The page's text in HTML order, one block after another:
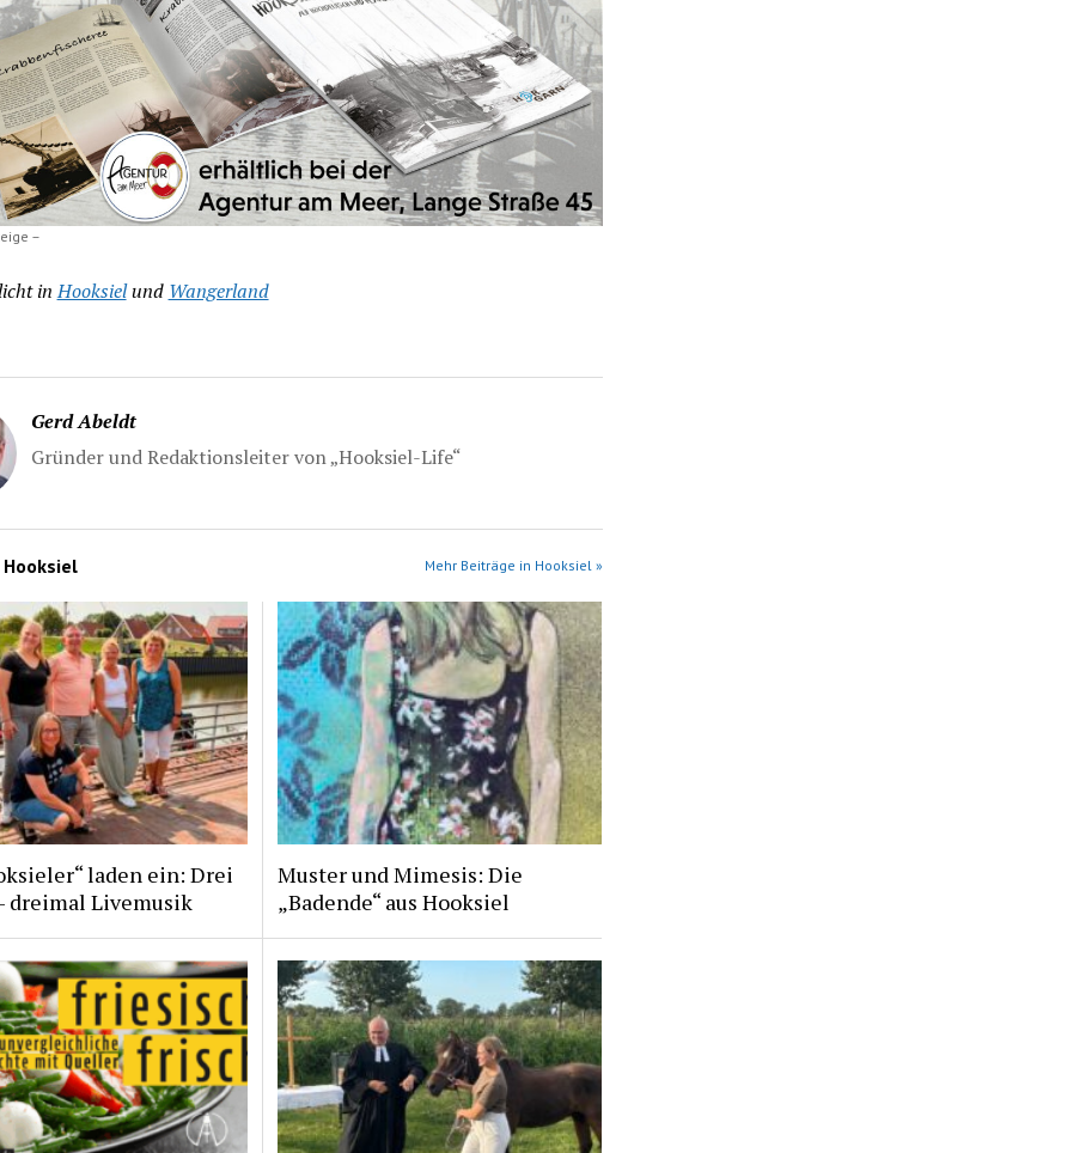
–
in Hooksielund Wangerland
Gerd Abeldt
Gründer und Redaktionsleiter von „Hooksiel-Life“
Hooksiel Mehr Beiträge in Hooksiel »
laden ein: Drei
dreimal Livemusik
Muster und Mimesis: Die
„Badende“ aus Hooksiel